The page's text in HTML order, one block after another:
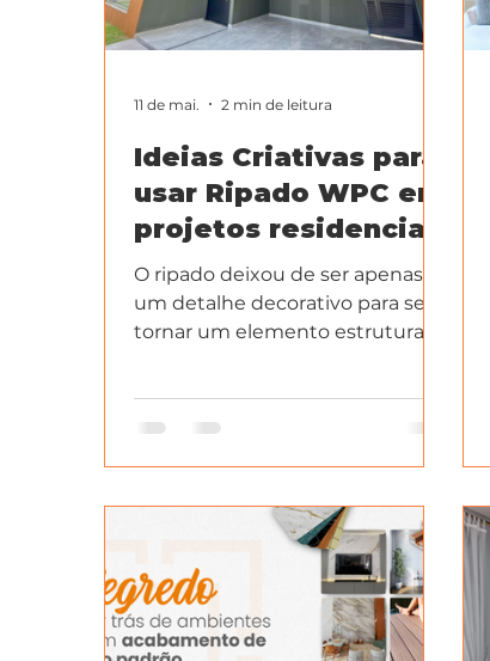
Ideias Criativas para
usar Ripado WPC em
projetos residenciais
e comerciais
O ripado deixou de ser apenas
um detalhe decorativo para se
tornar um elemento estrutural
11 de mai. 2 min de leitura